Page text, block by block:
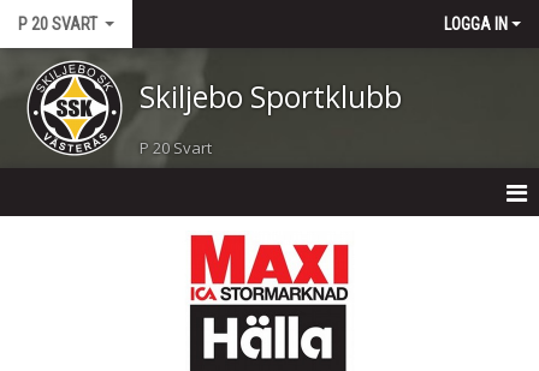
P 20 SVART LOGGA IN
Skiljebo Sportklubb
P 20 Svart